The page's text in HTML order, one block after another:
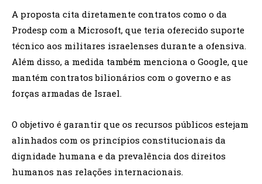
A proposta cita diretamente contratos como o da
Prodesp com a Microsoft, que teria oferecido suporte
técnico aos militares israelenses durante a ofensiva.
Além disso, a medida também menciona o Google, que
mantém contratos bilionários com o governo e as
forças armadas de Israel.
O objetivo é garantir que os recursos públicos estejam
alinhados com os princípios constitucionais da
dignidade humana e da prevalência dos direitos
humanos nas relações internacionais.